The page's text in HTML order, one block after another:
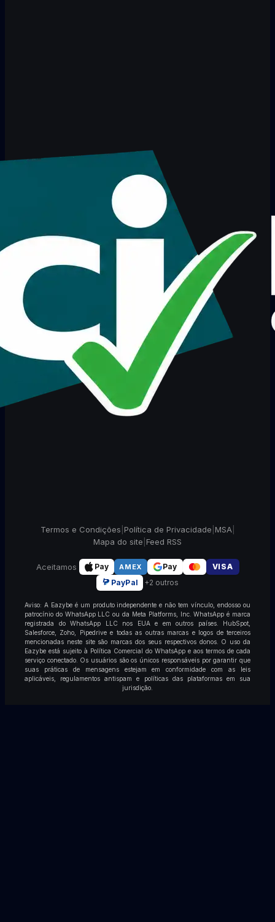
Termos e Condições Política de Privacidade MSA
Mapa do site Feed RSS
Aceitamos Pay AMEX Pay
VISA
PayPal
+2 outros
Aviso: A Eazybe é um produto independente e não tem vínculo, endosso ou
patrocínio do WhatsApp LLC ou da Meta Platforms, Inc. WhatsApp é marca
registrada do WhatsApp LLC nos EUA e em outros países. HubSpot,
Salesforce, Zoho, Pipedrive e todas as outras marcas e logos de terceiros
mencionadas neste site são marcas dos seus respectivos donos. O uso da
Eazybe está sujeito à Política Comercial do WhatsApp e aos termos de cada
serviço conectado. Os usuários são os únicos responsáveis por garantir que
suas práticas de mensagens estejam em conformidade com as leis
aplicáveis, regulamentos antispam e políticas das plataformas em sua
jurisdição.